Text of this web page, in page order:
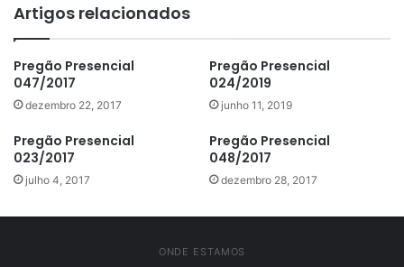
Artigos relacionados
Pregão Presencial
047/2017
dezembro 22, 2017
Pregão Presencial
024/2019
junho 11, 2019
Pregão Presencial
023/2017
julho 4, 2017
Pregão Presencial
048/2017
dezembro 28, 2017
ONDE ESTAMOS